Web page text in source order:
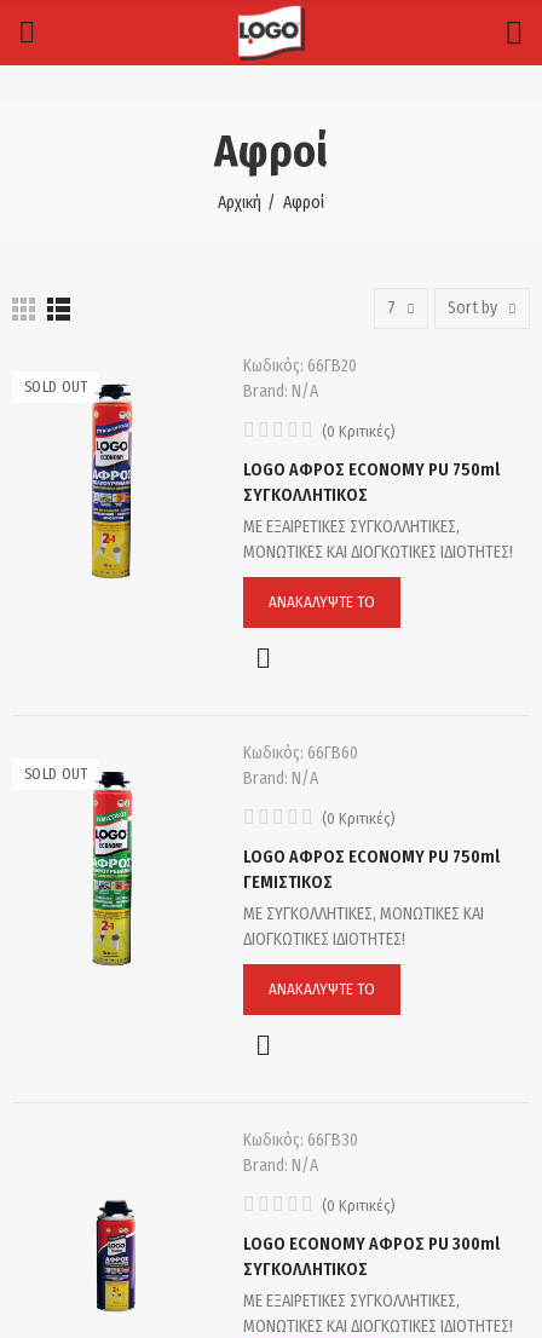
Αφροί
Αρχική Αφροί
7 Sort by
SOLD OUT
Κωδικός: 66ΓΒ20
Brand:N/A
(0 Κριτικές)
LOGO ΑΦΡΟΣ ECONOMY PU 750ml
ΣΥΓΚΟΛΛΗΤΙΚΟΣ
ΜΕ ΕΞΑΙΡΕΤΙΚΕΣ ΣΥΓΚΟΛΛΗΤΙΚΕΣ,
ΜΟΝΩΤΙΚΕΣ ΚΑΙ ΔΙΟΓΚΩΤΙΚΕΣ ΙΔΙΟΤΗΤΕΣ!
ΑΝΑΚΑΛΎΨΤΕ ΤΟ
SOLD OUT
Κωδικός: 66ΓΒ60
Brand:N/A
(0 Κριτικές)
LOGO ΑΦΡΟΣ ECONOMY PU 750ml
ΓΕΜΙΣΤΙΚΟΣ
ΜΕ ΣΥΓΚΟΛΛΗΤΙΚΕΣ, ΜΟΝΩΤΙΚΕΣ ΚΑΙ
ΔΙΟΓΚΩΤΙΚΕΣ ΙΔΙΟΤΗΤΕΣ!
ΑΝΑΚΑΛΎΨΤΕ ΤΟ
Κωδικός: 66ΓΒ30
Brand:N/A
(0 Κριτικές)
LOGO ECONOMY ΑΦΡΟΣ PU 300ml
ΣΥΓΚΟΛΛΗΤΙΚΟΣ
ΜΕ ΕΞΑΙΡΕΤΙΚΕΣ ΣΥΓΚΟΛΛΗΤΙΚΕΣ,
ΜΟΝΩΤΙΚΕΣ ΚΑΙ ΔΙΟΓΚΩΤΙΚΕΣ ΙΔΙΟΤΗΤΕΣ!